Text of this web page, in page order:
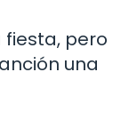
pero
una